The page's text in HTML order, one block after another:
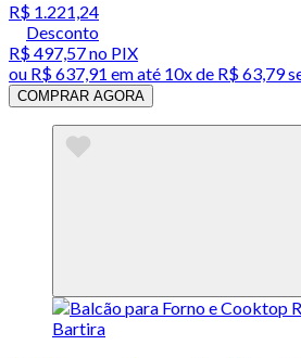
R$ 1.221,24
Desconto
R$ 497,57no PIX
ou R$ 637,91 em até 10x de R$ 63,79
COMPRAR AGORA